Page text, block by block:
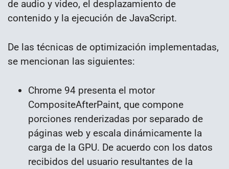
de audio y video, el desplazamiento de
contenido y la ejecución de JavaScript.
De las técnicas de optimización implementadas,
se mencionan las siguientes:
Chrome 94 presenta el motor
CompositeAfterPaint, que compone
porciones renderizadas por separado de
páginas web y escala dinámicamente la
carga de la GPU. De acuerdo con los datos
recibidos del usuario resultantes de la